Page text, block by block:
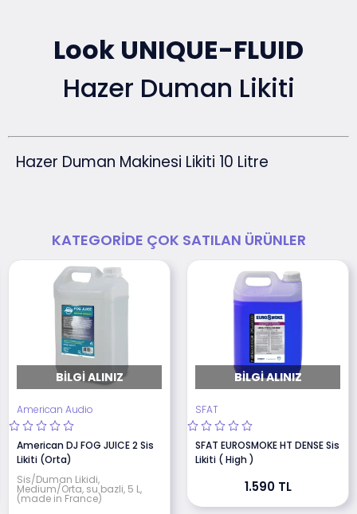
Look UNIQUE-FLUID
Hazer Duman Likiti
Hazer Duman Makinesi Likiti 10 Litre
KATEGORIDE ÇOK SATILAN ÜRÜNLER
BILGI ALINIZ
American Audio
American DJ FOG JUICE 2 Sis
Likiti (Orta)
Sis/Duman Likidi,
Medium/Orta, su bazli, 5 L,
(made in France)
BILGI ALINIZ
SFAT
SFAT EUROSMOKE HT DENSE Sis
Likiti ( High )
1.590 TL